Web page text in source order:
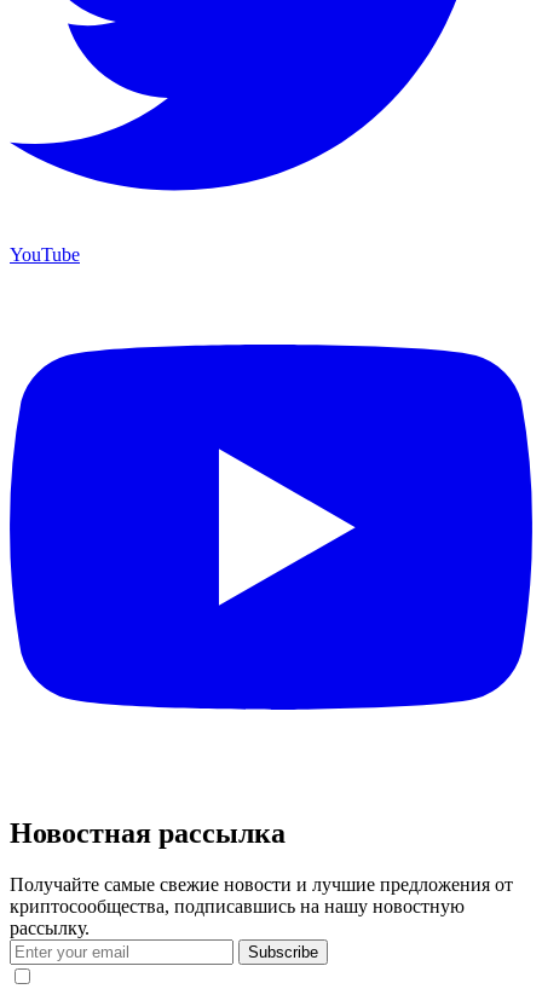
YouTube
Новостная рассылка
Получайте самые свежие новости и лучшие предложения от
криптосообщества, подписавшись на нашу новостную
рассылку.
Subscribe